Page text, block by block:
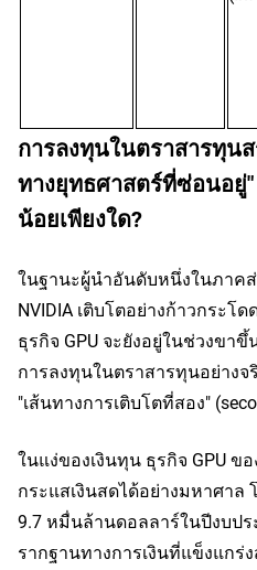
การลงทุนในตราสารทุน
ทางยุทธศาสตร์ที่ซ่อนอยู่"
น้อยเพียงใด?
ในฐานะผู้นำอันดับหนึ่งในภาคส่
NVIDIA เติบโตอย่างก้าวกระโ
ธุรกิจ GPU จะยังอยู่ในช่วงขาขึ้
การลงทุนในตราสารทุนอย่างจ
"เส้นทางการเติบโตที่สอง"
ในแง่ของเงินทุน ธุรกิจ GPU ข
กระแสเงินสดได้อย่างมหาศาล
9.7 หมื่นล้านดอลลาร์ในปีงบป
รากฐานทางการเงินที่แข็งแกร่